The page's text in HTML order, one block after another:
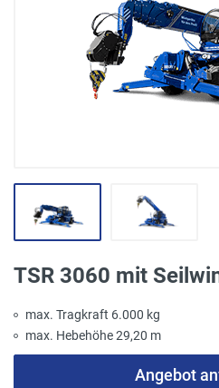
TSR 3060 mit
max. Tragkraft 6.000 kg
max. Hebehöhe 29,20 m
Angebot